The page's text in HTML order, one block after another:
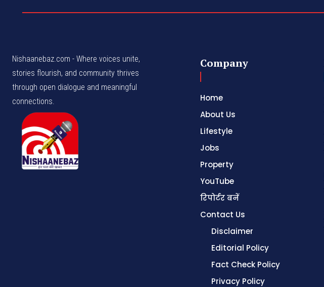
Nishaanebaz.com - Where voices unite,
stories flourish, and community thrives
through open dialogue and meaningful
connections.
Company
Home
About Us
Lifestyle
Jobs
Property
YouTube
रिपोर्टर बनें
Contact Us
Disclaimer
Editorial Policy
Fact Check Policy
Privacy Policy